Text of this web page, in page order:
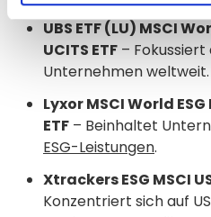
UBS ETF (LU) MSCI
UCITS ETF –
Unternehmen weltweit.
Lyxor MSCI World
ETF – Beinhaltet
ESG-Leistungen.
Xtrackers ESG MSCI
Konzentriert sich auf